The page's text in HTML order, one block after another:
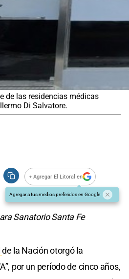
de las residencias médicas
Di Salvatore.
+ Agregar El Litoral en
Agregar a tus medios preferidos en Google
Sanatorio Santa Fe
de la Nación otorgó la
por un período de cinco años,